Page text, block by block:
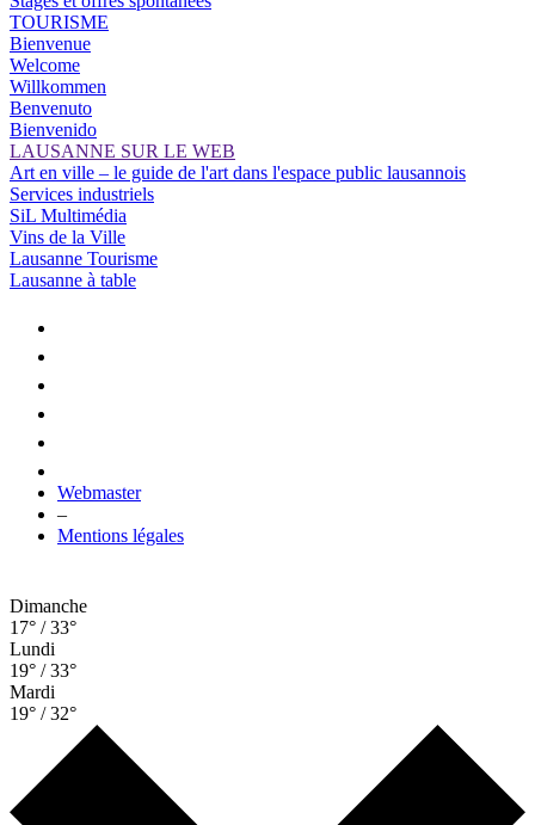
TOURISME
Bienvenue
Welcome
Willkommen
Benvenuto
Bienvenido
LAUSANNE SUR LE WEB
Art en ville – le guide de l'art dans l'espace public lausannois
Services industriels
SiL Multimédia
Vins de la Ville
Lausanne Tourisme
Lausanne à table
Webmaster
–
Mentions légales
Dimanche
17° / 33°
Lundi
19° / 33°
Mardi
19° / 32°